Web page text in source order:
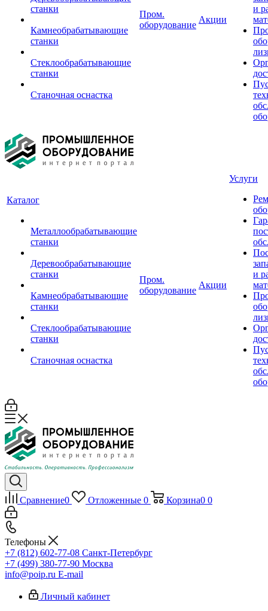
станки
Камнеобрабатывающие
станки
Стеклообрабатывающие
станки
Станочная оснастка
Пром.
оборудование
Акции
и
Каталог
Металлообрабатывающие
станки
Деревообрабатывающие
станки
Камнеобрабатывающие
станки
Стеклообрабатывающие
станки
Станочная оснастка
Пром.
оборудование
Акции
Услуги
и
Сравнение0 Отложенные 0 Корзина0 0
Телефоны
+7 (812) 602-77-08 Санкт-Петербург
+7 (499) 380-77-90 Москва
info@poip.ru E-mail
Личный кабинет